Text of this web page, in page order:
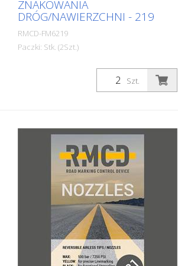
ZNAKOWANIA
DRÓG/NAWIERZCHNI - 219
RMCD-FM6219
Paczki: Stk. (2Szt.)
2 dysze bezpowietrzne do znakowania
linii wraz z uszczelkami. Odwracalne
dysze bezpowietrzne zostały opracowane
sportowych i halach przemysłowych.
Specjalna konstrukcja dyszy zapewnia
optymalne wyniki znakowania
powierzchni. Rozmiar: 219 Kąt natrysku:
20 stopni Kolor: czarny Czarny Otwór:
0,019 cala Model: RMCD Airless Tip
Wyprodukowano w EUROPIE! Instrukcja
instalacji: Używać wyłącznie nienaruszonej
osłony dyszy! Upewnij się, że stalowa
uszczelka z plastikowym pierścieniem jest
prawidłowo zamontowana. Nigdy nie
sięgaj do dyszy rozpylającej. Może to
Szt.